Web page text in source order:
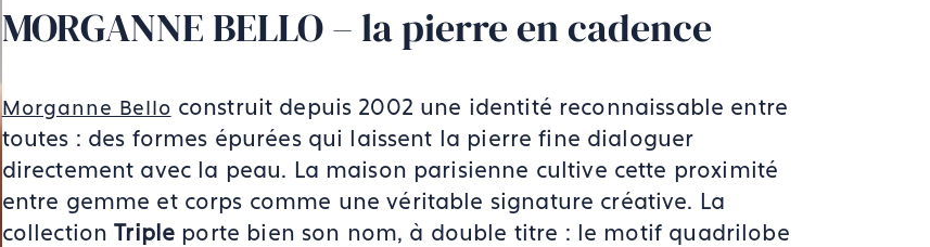
MORGANNE BELLO – la pierre en cadence
Morganne Bello construit depuis 2002 une identité reconnaissable entre
toutes : des formes épurées qui laissent la pierre fine dialoguer
directement avec la peau. La maison parisienne cultive cette proximité
entre gemme et corps comme une véritable signature créative. La
collectionTriple porte bien son nom, à double titre : le motif quadrilobe